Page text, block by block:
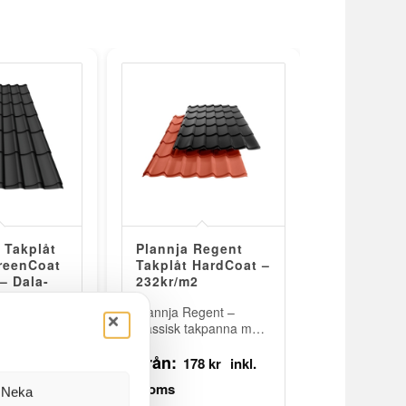
Neka
Dala-
garanti.
Plannja Regent
Takplåt HardCoat –
232kr/m2
Plannja Regent –
klassisk takpanna med
Plannja Regent är
kombinerar traditionell
Från: 178kr